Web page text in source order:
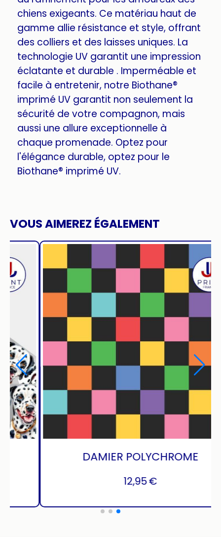
chiens exigeants. Ce matériau haut de
gamme allie résistance et style, offrant
des colliers et des laisses uniques. La
technologie UV garantit une impression
éclatante et durable . Imperméable et
facile à entretenir, notre Biothane®
imprimé UV garantit non seulement la
sécurité de votre compagnon, mais
aussi une allure exceptionnelle à
chaque promenade. Optez pour
l'élégance durable, optez pour le
Biothane® imprimé UV.
VOUS AIMEREZ ÉGALEMENT
BANDANA ORANGE VERT
12,95€